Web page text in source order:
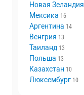
Новая Зеландия
Мексика 16
Аргентина 14
Венгрия 13
Таиланд 13
Польша 13
Казахстан 10
Люксембург 10